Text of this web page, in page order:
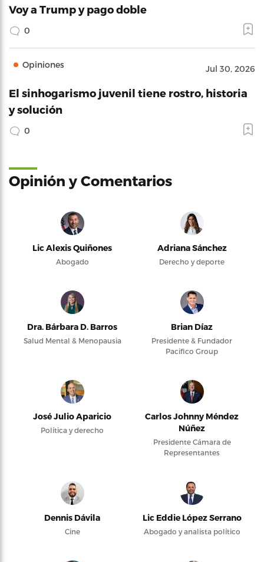
Voy a Trump y pago doble
0
Opiniones Jul 30, 2026
El sinhogarismo juvenil tiene rostro, historia
y solución
0
Opinión y Comentarios
Lic Alexis Quiñones
Abogado
Adriana Sánchez
Derecho y deporte
Dra. Bárbara D. Barros
Salud Mental & Menopausia
Brian Díaz
Presidente & Fundador
Pacifico Group
José Julio Aparicio
Política y derecho
Carlos Johnny Méndez
Núñez
Presidente Cámara de
Representantes
Dennis Dávila
Cine
Lic Eddie López Serrano
Abogado y analista político